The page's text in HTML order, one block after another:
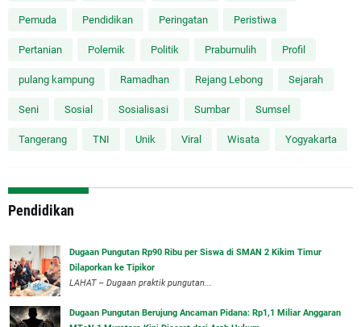
Pemuda Pendidikan Peringatan Peristiwa
Pertanian Polemik Politik Prabumulih Profil
pulang kampung Ramadhan Rejang Lebong Sejarah
Seni Sosial Sosialisasi Sumbar Sumsel
Tangerang TNI Unik Viral Wisata Yogyakarta
Pendidikan
Dugaan Pungutan Rp90 Ribu per Siswa di SMAN 2 Kikim Timur
Dilaporkan ke Tipikor
LAHAT – Dugaan praktik pungutan...
Dugaan Pungutan Berujung Ancaman Pidana: Rp1,1 Miliar Anggaran